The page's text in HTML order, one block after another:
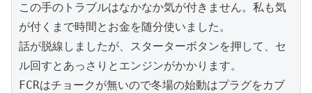
この手のトラブルはなかなか気が付きません。私も気
が付くまで時間とお金を随分使いました。
話が脱線しましたが、スターターボタンを押して、セ
ル回すとあっさりとエンジンがかかります。
FCRはチョークが無いので冬場の始動はプラグをカブ